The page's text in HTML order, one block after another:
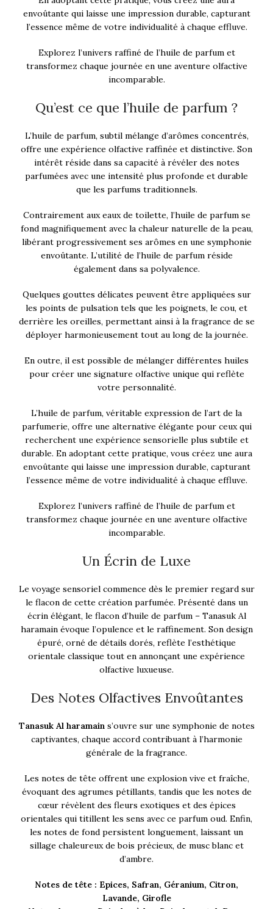
envoûtante qui laisse une impression durable, capturant
l’essence même de votre individualité à chaque effluve.
Explorez l’univers raffiné de l’huile de parfum et
transformez chaque journée en une aventure olfactive
incomparable.
Qu’est ce que l’huile de parfum ?
L’huile de parfum, subtil mélange d’arômes concentrés,
offre une expérience olfactive raffinée et distinctive. Son
intérêt réside dans sa capacité à révéler des notes
parfumées avec une intensité plus profonde et durable
que les parfums traditionnels.
Contrairement aux eaux de toilette, l’huile de parfum se
fond magnifiquement avec la chaleur naturelle de la peau,
libérant progressivement ses arômes en une symphonie
envoûtante. L’utilité de l’huile de parfum réside
également dans sa polyvalence.
Quelques gouttes délicates peuvent être appliquées sur
les points de pulsation tels que les poignets, le cou, et
derrière les oreilles, permettant ainsi à la fragrance de se
déployer harmonieusement tout au long de la journée.
En outre, il est possible de mélanger différentes huiles
pour créer une signature olfactive unique qui reflète
votre personnalité.
L’huile de parfum, véritable expression de l’art de la
parfumerie, offre une alternative élégante pour ceux qui
recherchent une expérience sensorielle plus subtile et
durable. En adoptant cette pratique, vous créez une aura
envoûtante qui laisse une impression durable, capturant
l’essence même de votre individualité à chaque effluve.
Explorez l’univers raffiné de l’huile de parfum et
transformez chaque journée en une aventure olfactive
incomparable.
Un Écrin de Luxe
Le voyage sensoriel commence dès le premier regard sur
le flacon de cette création parfumée. Présenté dans un
écrin élégant, le flacon d’huile de parfum – Tanasuk Al
haramain évoque l’opulence et le raffinement. Son design
épuré, orné de détails dorés, reflète l’esthétique
orientale classique tout en annonçant une expérience
olfactive luxueuse.
Des Notes Olfactives Envoûtantes
Tanasuk Al haramains’ouvre sur une symphonie de notes
captivantes, chaque accord contribuant à l’harmonie
générale de la fragrance.
Les notes de tête offrent une explosion vive et fraîche,
évoquant des agrumes pétillants, tandis que les notes de
cœur révèlent des fleurs exotiques et des épices
orientales qui titillent les sens avec ce parfum oud. Enfin,
les notes de fond persistent longuement, laissant un
sillage chaleureux de bois précieux, de musc blanc et
d’ambre.
Notes de tête : Epices, Safran, Géranium, Citron,
Lavande, Girofle